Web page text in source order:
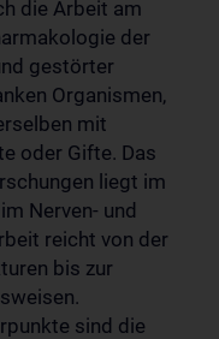
die Arbeit am
der
gestörter
Organismen,
mit
oder Gifte. Das
liegt im
Nerven- und
reicht von der
bis zur
sind die